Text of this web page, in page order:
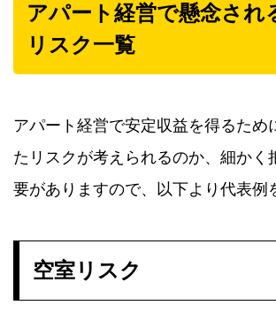
アパート経営で懸念され
リスク一覧
アパート経営で安定収益を得るため
たリスクが考えられるのか、細かく
要がありますので、以下より代表例
空室リスク